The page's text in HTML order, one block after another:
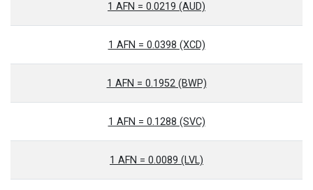
1 AFN = 0.0219 (AUD)
1 AFN = 0.0398 (XCD)
1 AFN = 0.1952 (BWP)
1 AFN = 0.1288 (SVC)
1 AFN = 0.0089 (LVL)